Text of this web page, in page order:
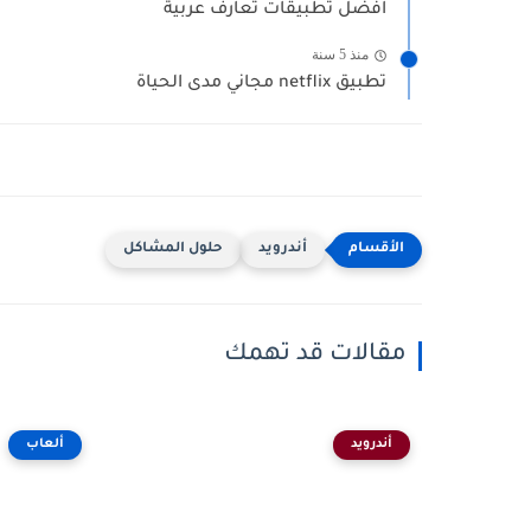
افضل تطبيقات تعارف عربية
منذ 5 سنة
تطبيق netflix مجاني مدى الحياة
أندرويد حلول المشاكل
مقالات قد تهمك
أندرويد ألعاب